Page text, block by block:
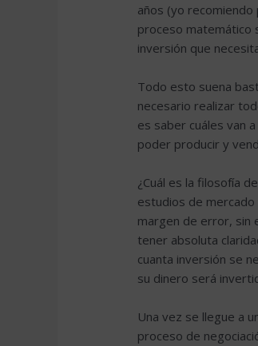
años (yo
proceso matemático
inversión que
Todo esto suena
necesario realizar
es saber cuáles van
poder producir y
¿Cuál es la filosofía
estudios de
margen de error, sin
tener absoluta
cuanta inversión se
su dinero será
Una vez se llegue a
proceso de